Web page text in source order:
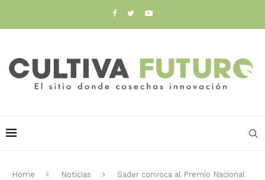
Home Noticias
Sader convoca al Premio Nacional